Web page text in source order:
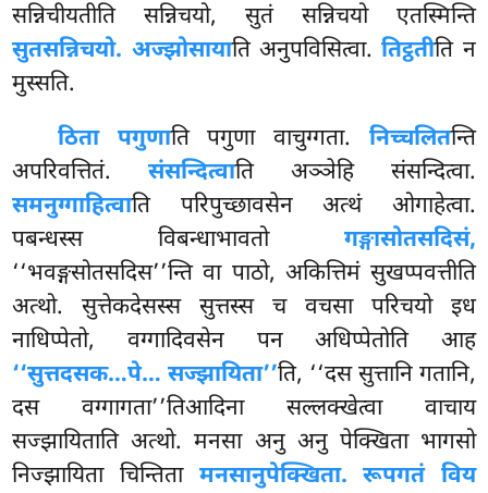
सन्निचीयतीति सन्निचयो, सुतं सन्निचयो एतस्मिन्ति
सुतसन्निचयो. अज्झोसायाति अनुपविसित्वा.तिट्ठतीति न
मुस्सति.
ठिता पगुणाति पगुणा वाचुग्गता. निच्चलितन्ति
अपरिवत्तितं.संसन्दित्वाति अञ्ञेहि संसन्दित्वा.
समनुग्गाहित्वाति परिपुच्छावसेन अत्थं ओगाहेत्वा.
पबन्धस्स विबन्धाभावतो गङ्गासोतसदिसं,
‘‘भवङ्गसोतसदिस’’न्ति वा पाठो, अकित्तिमं सुखप्पवत्तीति
अत्थो. सुत्तेकदेसस्स सुत्तस्स च वचसा परिचयो इध
नाधिप्पेतो, वग्गादिवसेन पन अधिप्पेतोति आह
‘‘सुत्तदसक…पे… सज्झायिता’’ति, ‘‘दस सुत्तानि गतानि,
दस वग्गागता’’तिआदिना सल्लक्खेत्वा वाचाय
सज्झायिताति अत्थो. मनसा अनु अनु पेक्खिता भागसो
निज्झायिता चिन्तिता मनसानुपेक्खिता. रूपगतं विय